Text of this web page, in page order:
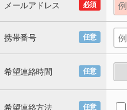
必須
メールアドレス
任意
携帯番号
任意
希望連絡時間
任意
希望連絡方法